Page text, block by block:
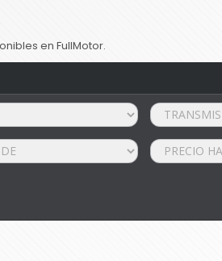
en FullMotor.